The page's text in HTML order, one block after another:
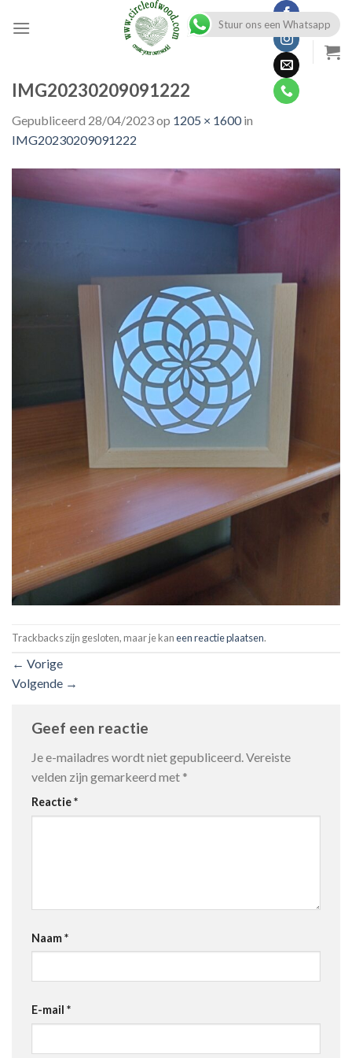
IMG20230209091222
Gepubliceerd 28/04/2023op 1205 × 1600in
IMG20230209091222
Trackbacks zijn gesloten, maar je kaneen reactie plaatsen.
← Vorige
Volgende →
Geef een reactie
Je e-mailadres wordt niet gepubliceerd.Vereiste
velden zijn gemarkeerd met *
Reactie*
Naam*
E-mail *
Stuur ons een Whatsapp